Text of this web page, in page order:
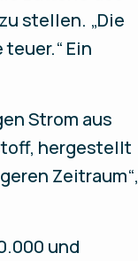
stellen. „Die
Ein
Strom aus
hergestellt
Zeitraum“,
und